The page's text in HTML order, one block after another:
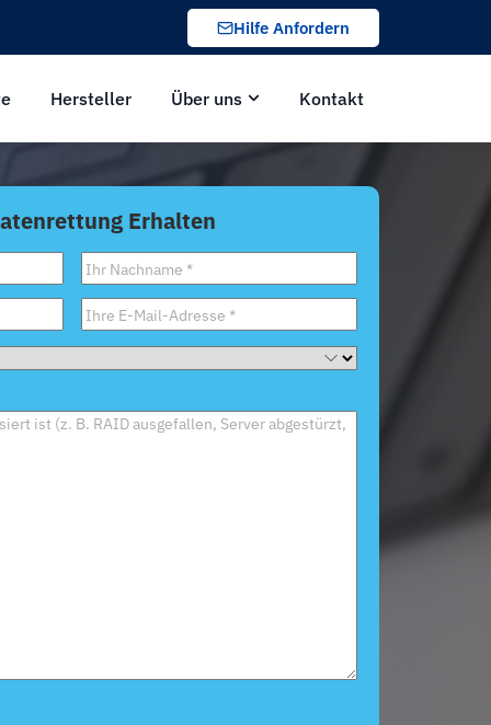
Hilfe Anfordern
Hersteller Über uns Kontakt
Erhalten
Nachname*
E-
Mail*